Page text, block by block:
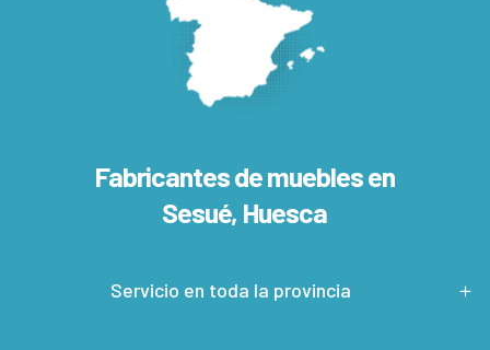
Fabricantes de muebles en
Sesué, Huesca
Servicio en toda la provincia